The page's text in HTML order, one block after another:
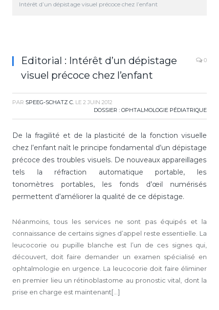
Intérêt d’un dépistage visuel précoce chez l’enfant
Editorial : Intérêt d’un dépistage
visuel précoce chez l’enfant
0
PAR SPEEG-SCHATZ C. LE 2 JUIN 2012
DOSSIER : OPHTALMOLOGIE PÉDIATRIQUE
De la fragilité et de la plasticité de la fonction visuelle
chez l’enfant naît le principe fondamental d’un dépistage
précoce des troubles visuels. De nouveaux appareillages
tels la réfraction automatique portable, les
tonomètres portables, les fonds d’œil numérisés
permettent d’améliorer la qualité de ce dépistage.
Néanmoins, tous les services ne sont pas équipés et la
connaissance de certains signes d’appel reste essentielle. La
leucocorie ou pupille blanche est l’un de ces signes qui,
découvert, doit faire demander un examen spécialisé en
ophtalmologie en urgence. La leucocorie doit faire éliminer
en premier lieu un rétinoblastome au pronostic vital, dont la
prise en charge est maintenant[...]